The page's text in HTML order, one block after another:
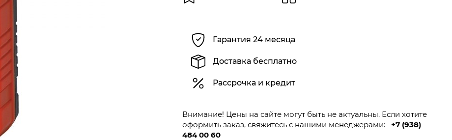
Гарантия 24 месяца
Доставка бесплатно
Рассрочка и кредит
Внимание! Цены на сайте могут быть не актуальны. Если хотите
оформить заказ, свяжитесь с нашими менеджерами:
+7 (938)
484 00 60